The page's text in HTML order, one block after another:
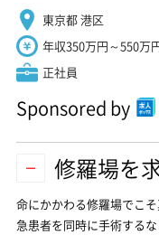
東京都 港区
年収350万円～550万
正社員
Sponsored by
修羅場を
命にかかわる修羅場でこ
急患者を同時に手術する